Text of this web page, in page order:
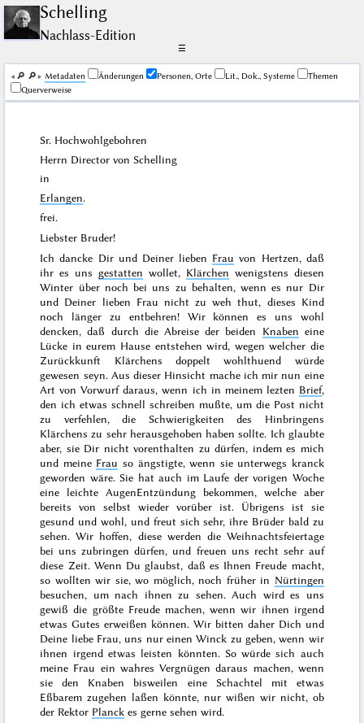
Schelling
Nachlass-Edition
☰
🔎︎ 🔎︎ Me­ta­da­ten Änderungen Personen, Orte Lit., Dok., Systeme
Themen
Querverweise
Sr. Hochwohlgebohren
Herrn Director von Schelling
in
Erlangen.
frei.
Liebster Bruder!
Ich dancke Dir und Deiner lieben Frau von Hertzen, daß
ihr es unsgestatten wollet, Klärchen wenigstens diesen
Winter über noch bei uns zu behalten, wenn es nur Dir
und Deiner lieben Frau nicht zu weh thut, dieses Kind
noch länger zu entbehren! Wir können es uns wohl
dencken, daß durch die Abreise der beiden Knaben eine
Lücke in eurem Hause entstehen wird, wegen welcher die
Zurückkunft Klärchens doppelt wohlthuend würde
gewesen seyn. Aus dieser Hinsicht mache ich mir nun eine
Art von Vorwurf daraus, wenn ich in meinem lezten Brief,
den ich etwas schnell schreiben mußte, um die Post nicht
zu verfehlen, die Schwierigkeiten des Hinbringens
Klärchens zu sehr herausgehoben haben sollte. Ich glaubte
aber, sie Dir nicht vorenthalten zu dürfen, indem es mich
und meine Frau so ängstigte, wenn sie unterwegs kranck
geworden wäre. Sie hat auch im Laufe der vorigen Woche
eine leichte AugenEntzündung bekommen, welche aber
bereits von selbst wieder vorüber ist. Übrigens ist sie
gesund und wohl, und freut sich sehr, ihre Brüder bald zu
sehen. Wir hoffen, diese werden die Weihnachtsfeiertage
bei uns zubringen dürfen, und freuen uns recht sehr auf
diese Zeit. Wenn Du glaubst, daß es Ihnen Freude macht,
so wollten wir sie, wo möglich, noch früher in Nürtingen
besuchen, um nach ihnen zu sehen. Auch wird es uns
gewiß die größte Freude machen, wenn wir ihnen irgend
etwas Gutes erweißen können. Wir bitten daher Dich und
Deine liebe Frau, uns nur einen Winck zu geben, wenn wir
ihnen irgend etwas leisten könnten. So würde sich auch
meine Frau ein wahres Vergnügen daraus machen, wenn
sie den Knaben bisweilen eine Schachtel mit etwas
Eßbarem zugehen laßen könnte, nur wißen wir nicht, ob
der Rektor Planck es gerne sehen wird.